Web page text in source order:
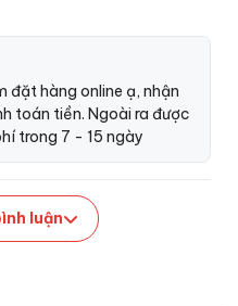
đặt hàng online ạ, nhận
toán tiền. Ngoài ra được
trong 7 - 15 ngày
luận